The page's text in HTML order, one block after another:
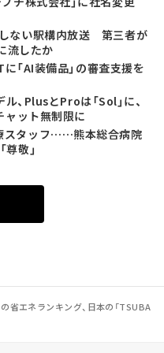
しない駅構内放送 第三者が
流したか
「AI装備品」の審査支援を
、PlusとProは「Sol」に、
ャット無制限に
スタッフ……熊本総合病院
敬」
省エネランキング、日本の「TSUBA